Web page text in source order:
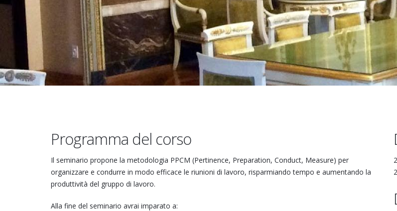
Programma del corso
Il seminario propone la metodologia PPCM (Pertinence, Preparation, Conduct, Measure) per
organizzare e condurre in modo efficace le riunioni di lavoro, risparmiando tempo e aumentando la
produttività del gruppo di lavoro.
Alla fine del seminario avrai imparato a: